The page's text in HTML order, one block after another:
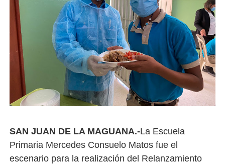
SAN JUAN DE LA MAGUANA.-La Escuela
Primaria Mercedes Consuelo Matos fue el
escenario para la realización del Relanzamiento